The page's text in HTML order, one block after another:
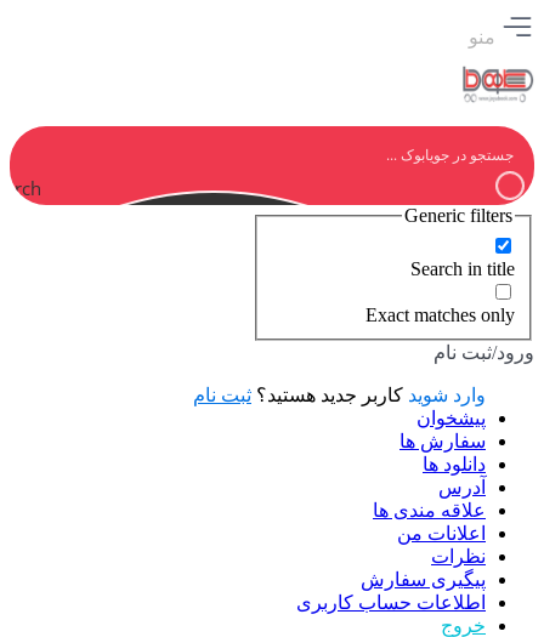
منو
Generic filters
Search in title
Exact matches only
ورود/ثبت نام
وارد شوید کاربر جدید هستید؟ ثبت نام
پیشخوان
سفارش ها
دانلود ها
آدرس
علاقه مندی ها
اعلانات من
نظرات
پیگیری سفارش
اطلاعات حساب كاربری
خروج